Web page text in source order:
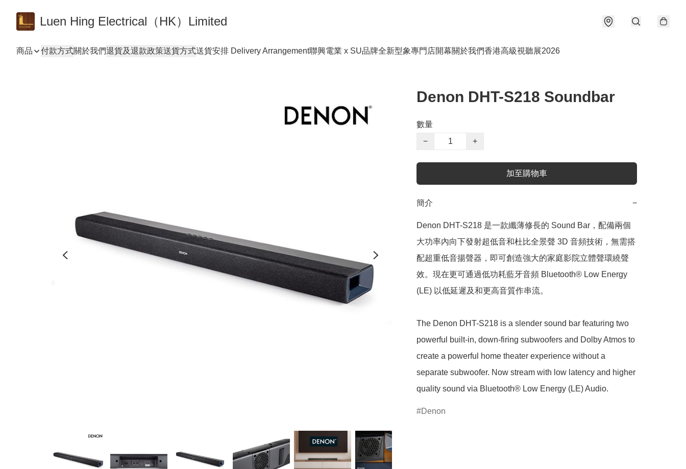
Luen Hing Electrical（HK）Limited
商品 付款方式關於我們退貨及退款政策送貨方式送貨安排 Delivery Arrangement聯興電業 x SU品牌全新型象專門店開幕關於我們香港高級視聽展2026
Denon DHT-S218 Soundbar
數量
−
+
加至購物車
簡介 −
Denon DHT-S218 是一款纖薄修長的 Sound Bar，配備兩個
大功率內向下發射超低音和杜比全景聲 3D 音頻技術，無需搭
配超重低音揚聲器，即可創造強大的家庭影院立體聲環繞聲
效。現在更可通過低功耗藍牙音頻 Bluetooth® Low Energy
(LE) 以低延遲及和更高音質作串流。
The Denon DHT-S218 is a slender sound bar featuring two
powerful built-in, down-firing subwoofers and Dolby Atmos to
create a powerful home theater experience without a
separate subwoofer. Now stream with low latency and higher
quality sound via Bluetooth® Low Energy (LE) Audio.
Denon